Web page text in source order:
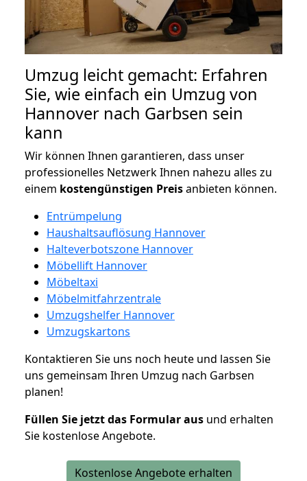
Umzug leicht gemacht: Erfahren
Sie, wie einfach ein Umzug von
Hannover nach Garbsen sein
kann
Wir können Ihnen garantieren, dass unser
professionelles Netzwerk Ihnen nahezu alles zu
einem kostengünstigen Preisanbieten können.
Entrümpelung
Haushaltsauflösung Hannover
Halteverbotszone Hannover
Möbellift Hannover
Möbeltaxi
Möbelmitfahrzentrale
Umzugshelfer Hannover
Umzugskartons
Kontaktieren Sie uns noch heute und lassen Sie
uns gemeinsam Ihren Umzug nach Garbsen
planen!
Füllen Sie jetzt das Formular aus und erhalten
Sie kostenlose Angebote.
Kostenlose Angebote erhalten